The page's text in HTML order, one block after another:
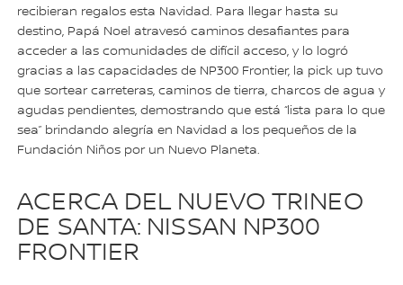
recibieran regalos esta Navidad. Para llegar hasta su
destino, Papá Noel atravesó caminos desafiantes para
acceder a las comunidades de difícil acceso, y lo logró
gracias a las capacidades de NP300 Frontier, la pick up tuvo
que sortear carreteras, caminos de tierra, charcos de agua y
agudas pendientes, demostrando que está “lista para lo que
sea” brindando alegría en Navidad a los pequeños de la
Fundación Niños por un Nuevo Planeta.
ACERCA DEL NUEVO TRINEO
DE SANTA: NISSAN NP300
FRONTIER